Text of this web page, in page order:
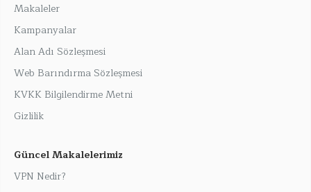
Makaleler
Kampanyalar
Alan Adı Sözleşmesi
Web Barındırma Sözleşmesi
KVKK Bilgilendirme Metni
Gizlilik
Güncel Makalelerimiz
VPN Nedir?